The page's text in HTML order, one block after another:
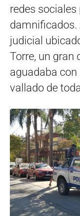
redes
damnificados.
judicial
Torre, un gran
aguadaba con
vallado de